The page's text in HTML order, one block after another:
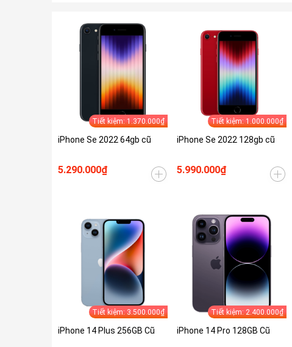
Tiết kiệm: 1.370.000₫
iPhone Se 2022 64gb cũ
5.290.000₫
Tiết kiệm: 1.000.000₫
iPhone Se 2022 128gb cũ
5.990.000₫
Tiết kiệm: 3.500.000₫
iPhone 14 Plus 256GB Cũ
Tiết kiệm: 2.400.000₫
iPhone 14 Pro 128GB Cũ